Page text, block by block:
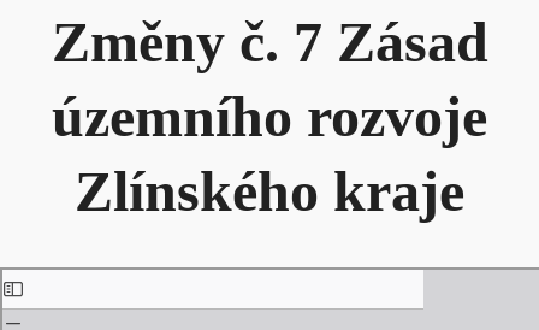
Změny č. 7 Zásad
územního rozvoje
Zlínského kraje
Skip
to